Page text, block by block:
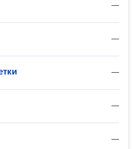
—
—
—
—
—